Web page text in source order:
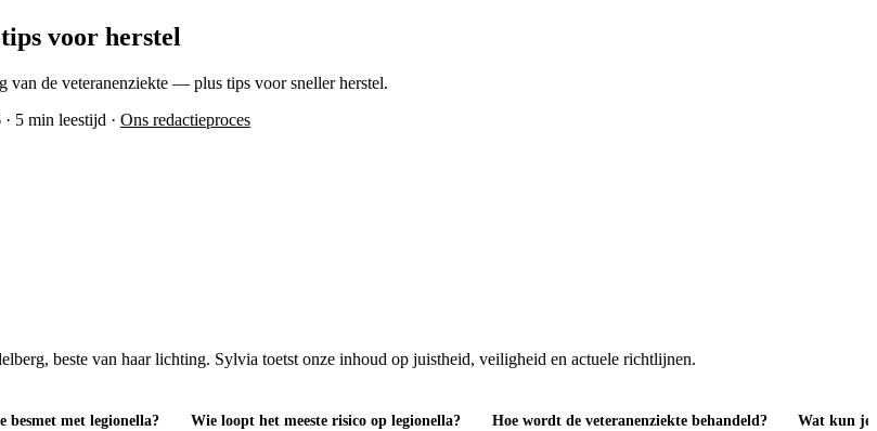
voor herstel
van de veteranenziekte — plus tips voor sneller herstel.
· 5 min leestijd · Ons redactieproces
beste van haar lichting. Sylvia toetst onze inhoud op juistheid, veiligheid en actuele richtlijnen.
besmet met legionella? Wie loopt het meeste risico op legionella? Hoe wordt de veteranenziekte behandeld? Wat kun je